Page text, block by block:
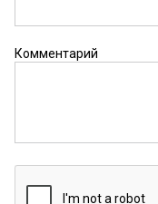
Комментарий